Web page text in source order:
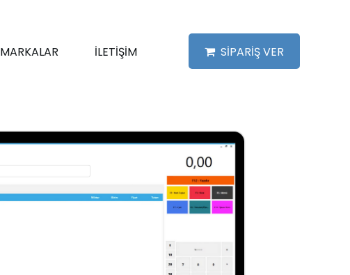
MARKALAR İLETİŞİM SİPARİŞ VER